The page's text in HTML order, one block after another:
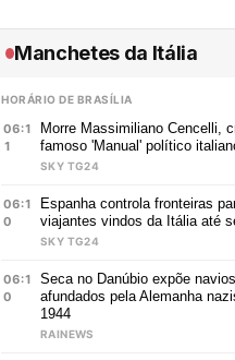
Manchetes da Itália
HORÁRIO DE BRASÍLIA
06:1
1
Morre Massimiliano Cencelli,
famoso 'Manual' político
SKY TG24
06:1
0
Espanha controla fronteiras
viajantes vindos da Itália até
SKY TG24
06:1
0
Seca no Danúbio expõe navios
afundados pela Alemanha
1944
RAINEWS